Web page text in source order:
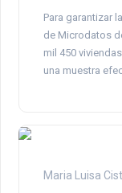
Para garantizar
de Microdatos
mil 450
una muestra
Maria Luisa